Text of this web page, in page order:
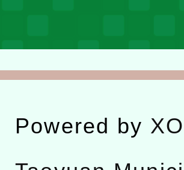
Powered by